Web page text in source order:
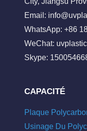
Email:
WhatsApp: +86
WeChat:
Skype:
CAPACITÉ
Plaque
Usinage Du